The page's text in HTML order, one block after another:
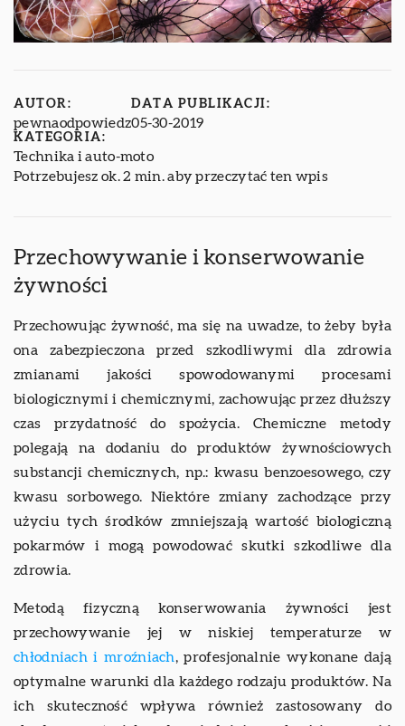
AUTOR:
pewnaodpowiedz
DATA PUBLIKACJI:
05-30-2019
KATEGORIA:
Technika i auto-moto
Potrzebujesz ok. 2 min. aby przeczytać ten wpis
Przechowywanie i konserwowanie
żywności
Przechowując żywność, ma się na uwadze, to żeby była
ona zabezpieczona przed szkodliwymi dla zdrowia
zmianami jakości spowodowanymi procesami
biologicznymi i chemicznymi, zachowując przez dłuższy
czas przydatność do spożycia. Chemiczne metody
polegają na dodaniu do produktów żywnościowych
substancji chemicznych, np.: kwasu benzoesowego, czy
kwasu sorbowego. Niektóre zmiany zachodzące przy
użyciu tych środków zmniejszają wartość biologiczną
pokarmów i mogą powodować skutki szkodliwe dla
zdrowia.
Metodą fizyczną konserwowania żywności jest
przechowywanie jej w niskiej temperaturze w
chłodniach i mroźniach, profesjonalnie wykonane dają
optymalne warunki dla każdego rodzaju produktów. Na
ich skuteczność wpływa również zastosowany do